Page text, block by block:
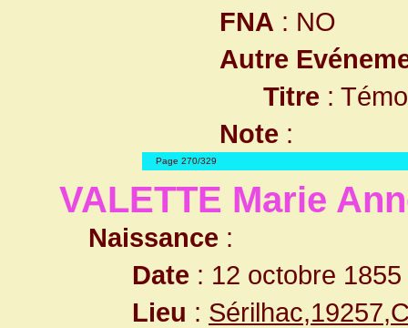
FNA : NO
Autre
Titre :
Note :
Page 270/329
VALETTE Marie
Naissance :
Date : 12 octobre 1855
Lieu :